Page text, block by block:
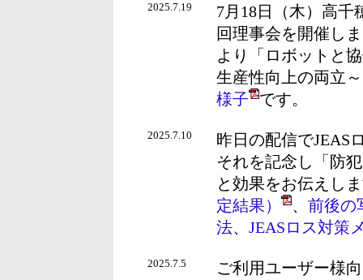
2025.7.19
7月18日（木）高千
回理事会を開催し
より「ロボットと
生産性向上の両立
様子
です。
2025.7.10
昨日の配信でJEAS
それを記念し「防
と効果をお伝えし
定結果）
、 前後の
法、 JEASロス対策
2025.7.5
ご利用ユーザー様